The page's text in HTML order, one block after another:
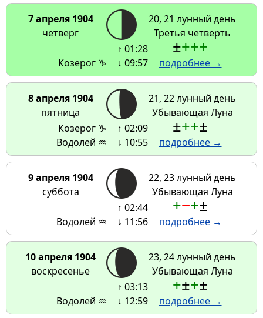
7 апреля 1904
четверг
20, 21 лунный день
Третья четверть
Козерог ♑
↑ 01:28
↓ 09:57
±+++
подробнее →
8 апреля 1904
пятница
21, 22 лунный день
Убывающая Луна
Козерог ♑
Водолей ♒
↑ 02:09
↓ 10:55
±++±
подробнее →
9 апреля 1904
суббота
22, 23 лунный день
Убывающая Луна
Водолей ♒
↑ 02:44
↓ 11:56
+−+±
подробнее →
10 апреля 1904
воскресенье
23, 24 лунный день
Убывающая Луна
Водолей ♒
↑ 03:13
↓ 12:59
+±+±
подробнее →